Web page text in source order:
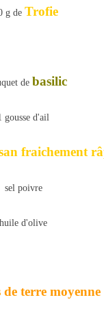
g de Trofie
de basilic
gousse d'ail
fraichement
sel poivre
huile d'olive
de terre moyenne